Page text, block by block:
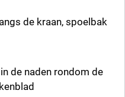
de kraan, spoelbak
de naden rondom de